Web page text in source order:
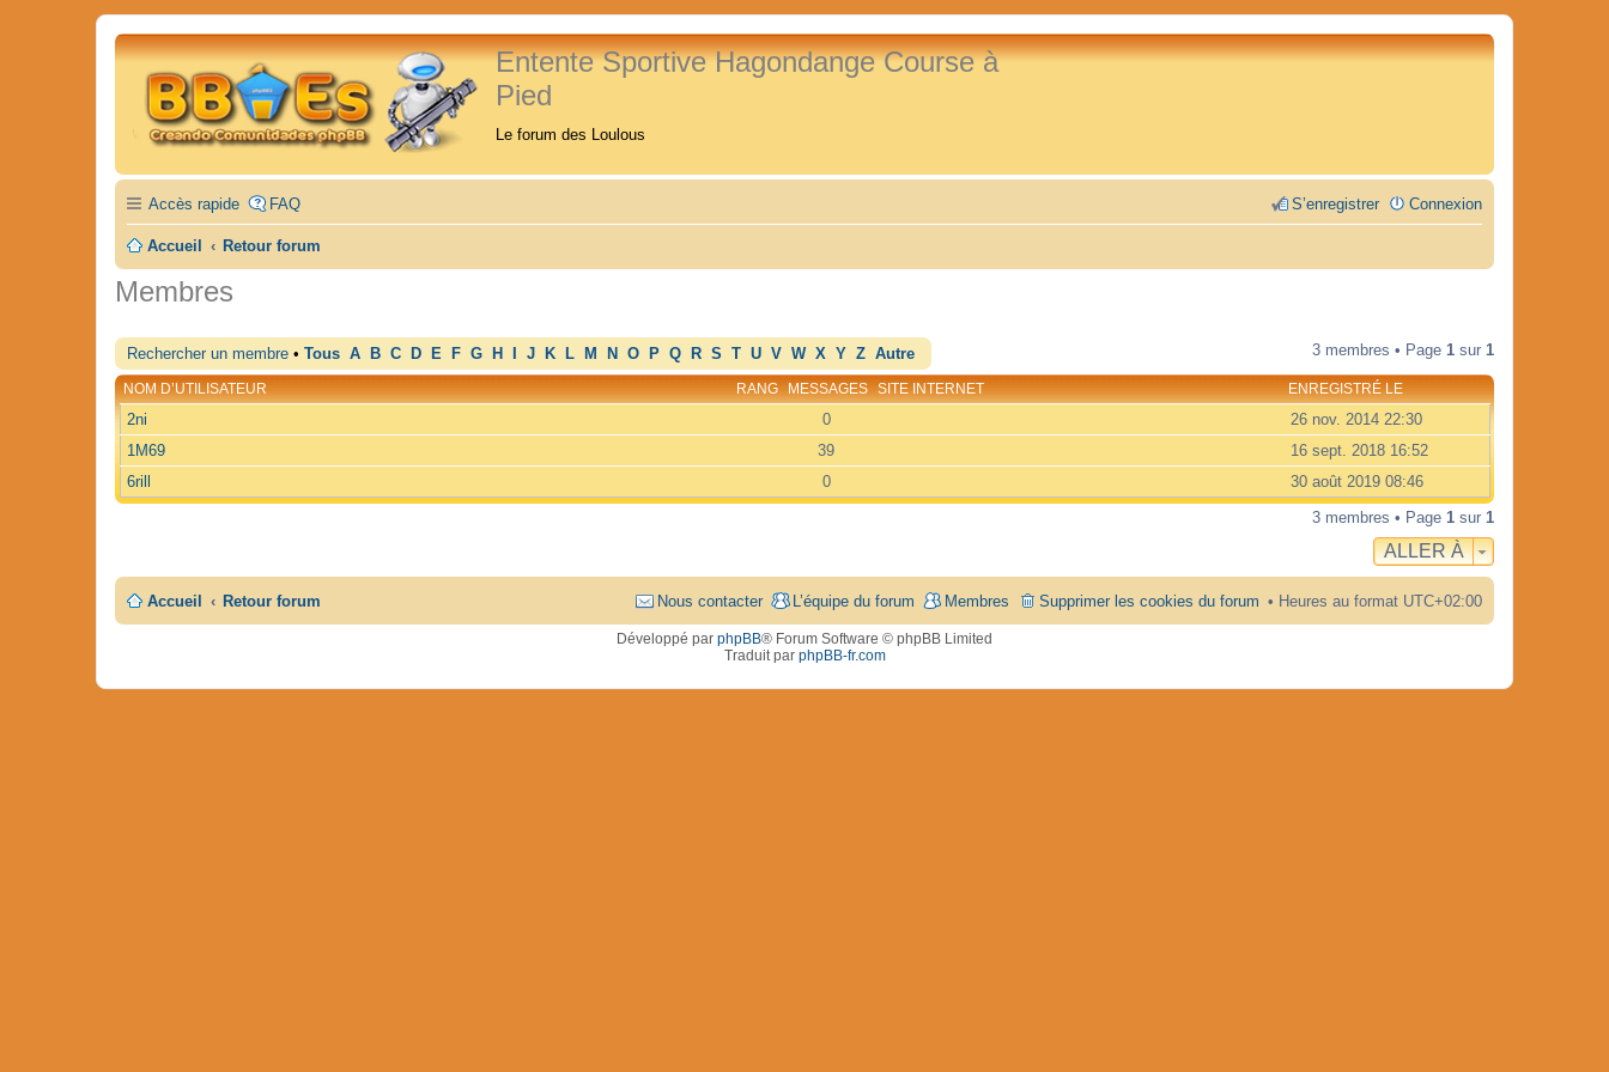
Entente Sportive Hagondange Course à
Pied
Le forum des Loulous
Accès rapide FAQ Connexion
S’enregistrer
Accueil Retour forum
Membres
Rechercher un membre • Tous A B C D E F G H J K L M N O P Q R S T U V W X Y Z Autre 3 membres • Page 1 sur 1
RANG
NOM D’UTILISATEUR MESSAGES SITE INTERNET ENREGISTRÉ LE
2ni 0
26 nov. 2014 22:30
1M69
39
16 sept. 2018 16:52
6rill
0
30 août 2019 08:46
3 membres • Page 1 sur 1
ALLER À
Accueil Retour forum Heures au format UTC+02:00
Supprimer les cookies du forum
Membres
L’équipe du forum
Nous contacter
Développé par phpBB® Forum Software © phpBB Limited
Traduit par phpBB-fr.com